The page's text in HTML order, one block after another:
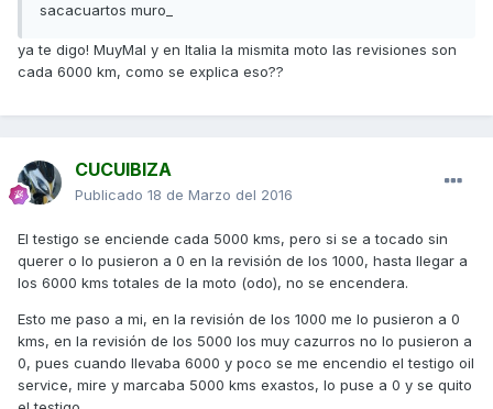
sacacuartos muro_
ya te digo! MuyMal y en Italia la mismita moto las revisiones son
cada 6000 km, como se explica eso??
CUCUIBIZA
Publicado 18 de Marzo del 2016
El testigo se enciende cada 5000 kms, pero si se a tocado sin
querer o lo pusieron a 0 en la revisión de los 1000, hasta llegar a
los 6000 kms totales de la moto (odo), no se encendera.
Esto me paso a mi, en la revisión de los 1000 me lo pusieron a 0
kms, en la revisión de los 5000 los muy cazurros no lo pusieron a
0, pues cuando llevaba 6000 y poco se me encendio el testigo oil
service, mire y marcaba 5000 kms exastos, lo puse a 0 y se quito